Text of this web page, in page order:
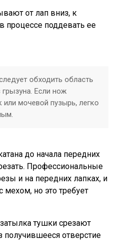
от лап вниз, к
поддевать ее
обходить область
Если нож
или мочевой пузырь, легко
до начала передних
Профессиональные
и на передних лапках, и
мехом, но это требует
тушки срезают
отверстие